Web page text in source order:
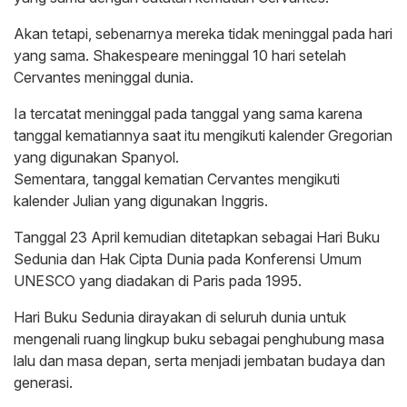
Akan tetapi, sebenarnya mereka tidak meninggal pada hari
yang sama. Shakespeare meninggal 10 hari setelah
Cervantes meninggal dunia.
Ia tercatat meninggal pada tanggal yang sama karena
tanggal kematiannya saat itu mengikuti kalender Gregorian
yang digunakan Spanyol.
Sementara, tanggal kematian Cervantes mengikuti
kalender Julian yang digunakan Inggris.
Tanggal 23 April kemudian ditetapkan sebagai Hari Buku
Sedunia dan Hak Cipta Dunia pada Konferensi Umum
UNESCO yang diadakan di Paris pada 1995.
Hari Buku Sedunia dirayakan di seluruh dunia untuk
mengenali ruang lingkup buku sebagai penghubung masa
lalu dan masa depan, serta menjadi jembatan budaya dan
generasi.